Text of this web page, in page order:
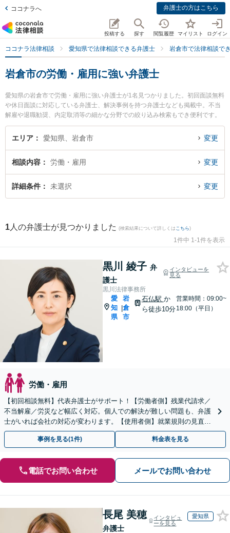
ココナラへ 弁護士の方はこちら
投稿する 探す 閲覧履歴 マイリスト ログイン
ココナラ法律相談 愛知県で法律相談できる弁護士 岩倉市で法律相談で
岩倉市の労働・雇用に強い弁護士
愛知県の岩倉市で労働・雇用に強い弁護士が1名見つかりました。初回面談無料
や休日面談に対応している弁護士、解決事例を持つ弁護士なども掲載中。不当
解雇や退職勧奨、内定取消等の細かな分野での絞り込み検索もでき便利です。
特に黒川法律事務所の黒川 綾子弁護士のプロフィール情報や弁護士費用、強み
などが注目されています。『岩倉市で土日や夜間に発生した労働・雇用のトラ
岩倉市内の弁護士に相談予約したい』などでお困りの相談者さんにおすすめで
す。
エリア 愛知県、岩倉市 変更
相談内容 労働・雇用 変更
詳細条件 未選択 変更
1 人の弁護士が見つかりました (検索結果について詳しくは こちら)
1件中 1-1件を表示
黒川 綾子 弁
護士
インタビューを
見る
黒川法律事務所
愛
知
県
|
岩
倉
市
石仏駅 か
ら徒歩10分
営業時間：09:00~
18:00（平日）
労働・雇用
【初回相談無料】代表弁護士がサポート！【労働者側】残業代請求／
不当解雇／労災など幅広く対応。個人での解決が難しい問題も、弁護
士がいれば会社の対応が変わります。【使用者側】就業規則の見直し
やハラスメント対策もお任せください【法テラス利用可能】
事例を見る(1件) 料金表を見る
電話でお問い合わせ メールでお問い合わせ
長尾 美穂
弁護士
インタビュ
ーを見る
愛知県